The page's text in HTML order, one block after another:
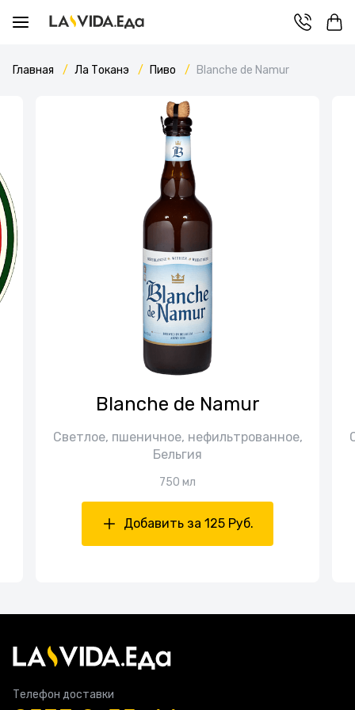
Главная Ла Токанэ Пиво Blanche de Namur
Blanche de Namur
Светлое, пшеничное, нефильтрованное,
Бельгия
750 мл
Добавить за 125 Руб.
Телефон доставки